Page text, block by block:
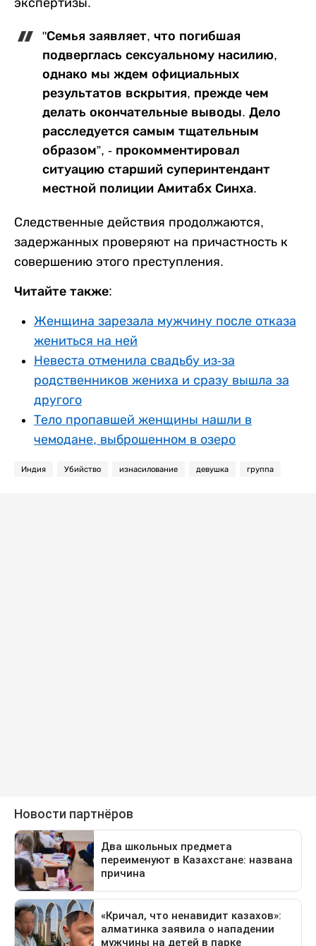
"Семья заявляет, что погибшая
подверглась сексуальному насилию,
однако мы ждем официальных
результатов вскрытия, прежде чем
делать окончательные выводы. Дело
расследуется самым тщательным
образом”, - прокомментировал
ситуацию старший суперинтендант
местной полиции Амитабх Синха.
Следственные действия продолжаются,
задержанных проверяют на причастность к
совершению этого преступления.
Читайте также:
Женщина зарезала мужчину после отказа
жениться на ней
Невеста отменила свадьбу из-за
родственников жениха и сразу вышла за
другого
Тело пропавшей женщины нашли в
чемодане, выброшенном в озеро
Индия Убийство изнасилование девушка группа